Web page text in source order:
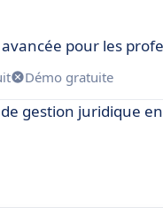
pour les
Démo gratuite
gestion juridique